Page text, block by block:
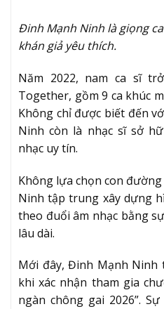
Đinh Mạnh Ninh là giọng
khán giả yêu thích.
Năm 2022, nam ca sĩ
Together, gồm 9 ca khúc
Không chỉ được biết đến
Ninh còn là nhạc sĩ sở
nhạc uy tín.
Không lựa chọn con
Ninh tập trung xây dựng
theo đuổi âm nhạc bằng
lâu dài.
Mới đây, Đinh Mạnh
khi xác nhận tham gia
ngàn chông gai 2026”.